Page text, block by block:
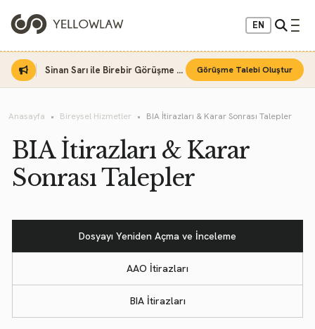
EN
Sinan Sarı ile Birebir Görüşme Fırsatı Görüşme Talebi Oluştur
Anasayfa Bireysel Hizmetler BIA İtirazları & Karar Sonrası Talepler
BIA İtirazları & Karar
Sonrası Talepler
Dosyayı Yeniden Açma ve İnceleme
AAO İtirazları
BIA İtirazları